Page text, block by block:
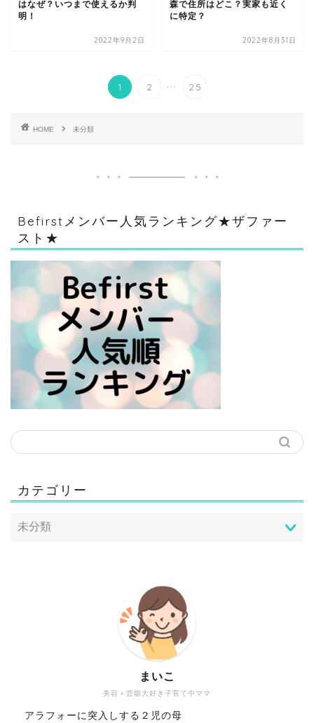
はなぜ？いつまで使えるか判
明！
2022年9月2日
森で住所はどこ？実家も近く
に特定？
2022年8月31日
1 2 ... 25
HOME 未分類
Befirstメンバー人気ランキング★ザファー
スト★
カテゴリー
美容＋芸能大好き子育て中ママ
まいこ
アラフォーに突入しする２児の母